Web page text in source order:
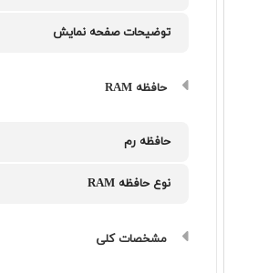
توضیحات صفحه نمایش
حافظه RAM
حافظه رم
نوع حافظه RAM
مشخصات کلی